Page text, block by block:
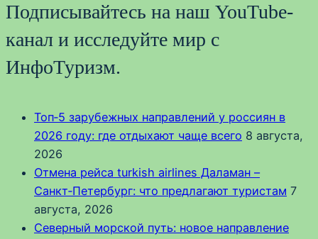
Подписывайтесь на наш YouTube-
канал и исследуйте мир с
ИнфоТуризм.
Топ‑5 зарубежных направлений у россиян в
2026 году: где отдыхают чаще всего 8 августа,
2026
Отмена рейса turkish airlines Даламан –
Санкт‑Петербург: что предлагают туристам 7
августа, 2026
Северный морской путь: новое направление